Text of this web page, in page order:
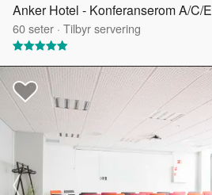
Anker Hotel - Konferanserom A/C/E
60seter · Tilbyr servering